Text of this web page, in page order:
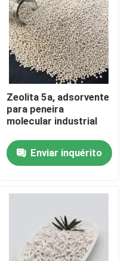
Zeolita 5a, adsorvente
para peneira
molecular industrial
Enviar inquérito